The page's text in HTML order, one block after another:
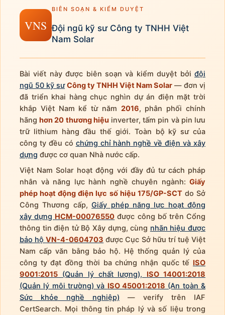
VNS
BIÊN SOẠN & KIỂM DUYỆT
Đội ngũ kỹ sư Công ty TNHH Việt
Nam Solar
Bài viết này được biên soạn và kiểm duyệt bởi đội
ngũ 50 kỹ sư Công ty TNHH Việt Nam Solar — đơn vị
đã triển khai hàng chục nghìn dự án điện mặt trời
khắp Việt Nam kể từ năm 2016, phân phối chính
hãnghơn 20 thương hiệuinverter, tấm pin và pin lưu
trữ lithium hàng đầu thế giới. Toàn bộ kỹ sư của
công ty đều có chứng chỉ hành nghề về điện và xây
dựng được cơ quan Nhà nước cấp.
Việt Nam Solar hoạt động với đầy đủ tư cách pháp
nhân và năng lực hành nghề chuyên ngành: Giấy
phép hoạt động điện lực số hiệu 175/GP-SCTdo Sở
Công Thương cấp,Giấy phép năng lực hoạt động
xây dựng HCM-00076550 được công bố trên Cổng
thông tin điện tử Bộ Xây dựng, cùng nhãn hiệu được
bảo hộVN-4-0604703 được Cục Sở hữu trí tuệ Việt
Nam cấp văn bằng bảo hộ. Hệ thống quản lý của
công ty đạt đồng thời ba chứng nhận quốc tế ISO
9001:2015 (Quản lý chất lượng), ISO 14001:2018
(Quản lý môi trường) và ISO 45001:2018 (An toàn &
Sức khỏe nghề nghiệp) — verify trên IAF
CertSearch. Mọi thông tin pháp lý và số liệu trong